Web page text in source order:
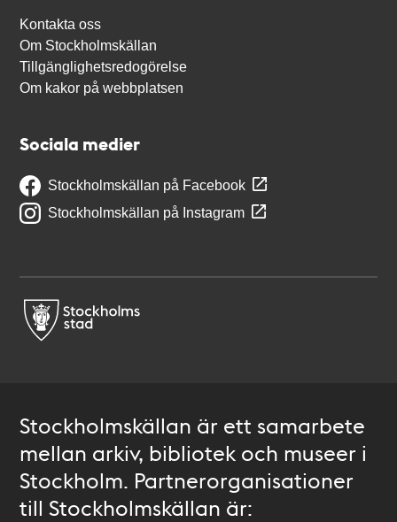
Kontakta oss
Om Stockholmskällan
Tillgänglighetsredogörelse
Om kakor på webbplatsen
Sociala medier
Stockholmskällan på Facebook
Stockholmskällan på Instagram
Stockholmskällan är ett samarbete
mellan arkiv, bibliotek och museer i
Stockholm. Partnerorganisationer
till Stockholmskällan är: